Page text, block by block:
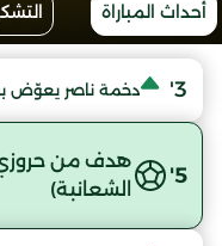
أحداث المباراة
3' دخمة ناصر يعوّض
5'
هدف من حروزي
الشعانبة)